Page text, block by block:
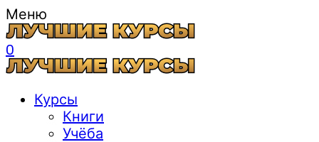
Меню
0
Курсы
Книги
Учёба